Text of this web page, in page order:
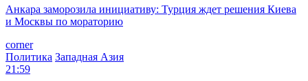
Анкара заморозила инициативу: Турция ждет решения Киева
и Москвы по мораторию
corner
Политика Западная Азия
21:59